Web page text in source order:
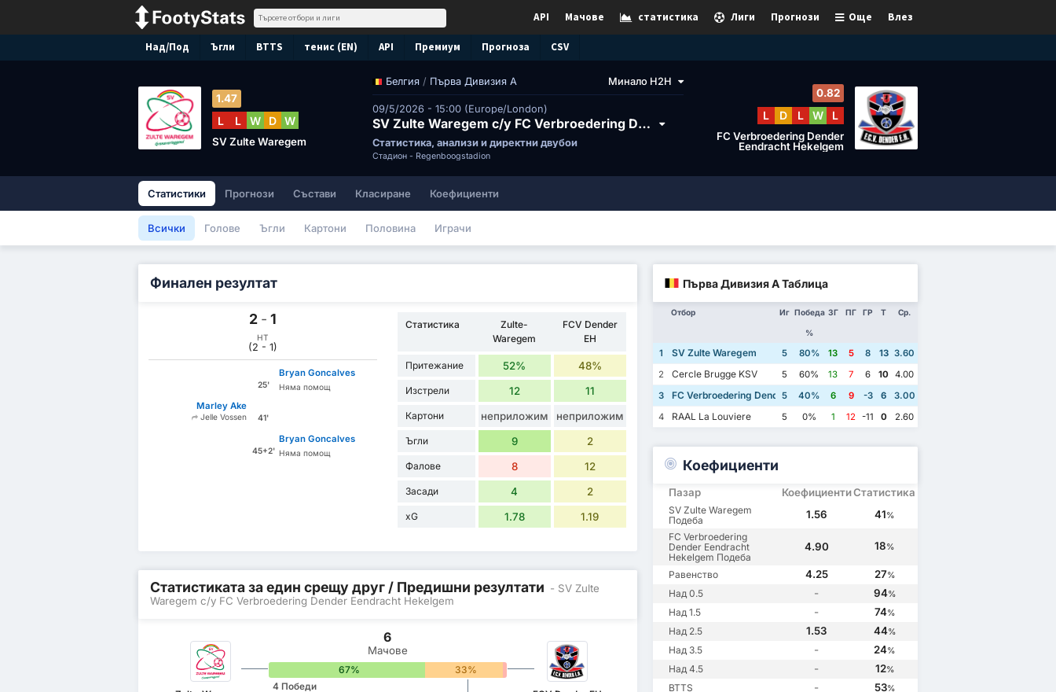
Влез
Още
Прогнози
Лиги
статистика
Мачове
API
Над/Под Ъгли BTTS тенис (EN) API Премиум Прогноза CSV
Белгия / Първа Дивизия А Минало H2H
09/5/2026 - 15:00 (Europe/London)
SV Zulte Waregem с/у FC Verbroedering Dender Eendracht Hekelgem
Статистика, анализи и директни двубои
Стадион - Regenboogstadion
1.47
L L W D W
SV Zulte Waregem
0.82
L D L W L
FC Verbroedering Dender
Eendracht Hekelgem
Статистики Прогнози Състави Класиране Коефициенти
Всички Голове Ъгли Картони Половина Играчи
Финален резултат
2 - 1
HT
(2 - 1)
25'
Bryan Goncalves
Няма помощ
Marley Ake
Jelle Vossen 41'
45+2'
Bryan Goncalves
Няма помощ
Статистика
Zulte-
Waregem
FCV Dender
EH
Притежание 52% 48%
Изстрели 12 11
Картони неприложим неприложим
Ъгли 9 2
Фалове 8 12
Засади 4 2
xG 1.78 1.19
Статистиката за един срещу друг / Предишни резултати - SV Zulte
Waregem с/у FC Verbroedering Dender Eendracht Hekelgem
6
Мачове
67% 33% 0%
4 Победи
Първа Дивизия А Таблица
Отбор Иг Победа
%
ЗГ ПГ ГР Т Ср.
1 SV Zulte Waregem 5 80% 13 5 8 13 3.60
2
Cercle Brugge KSV 5 60% 13 7 6 10 4.00
3
FC Verbroedering Dender Eendracht Hekelgem
5 40% 6 9 -3 6
3.00
4
RAAL La Louviere 5 0% 1 12 -11 0 2.60
Коефициенти
Пазар КоефициентиСтатистика
SV Zulte Waregem
Подеба
1.56 41%
FC Verbroedering
Dender Eendracht
Hekelgem Подеба
4.90 18%
Равенство 4.25 27%
Над 0.5 - 94%
Над 1.5 - 74%
Над 2.5 1.53 44%
Над 3.5 - 24%
Над 4.5 - 12%
BTTS - 53%